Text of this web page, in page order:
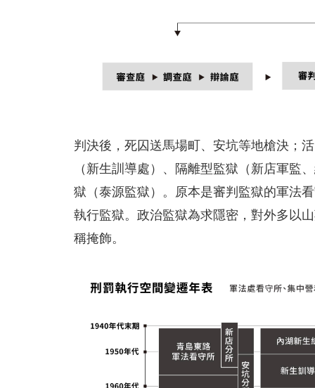
判決後，死囚送馬場町、安坑等地槍決；
（新生訓導處）、隔離型監獄（新店軍監
獄（泰源監獄）。原本是審判監獄的軍法
執行監獄。政治監獄為求隱密，對外多以
稱掩飾。